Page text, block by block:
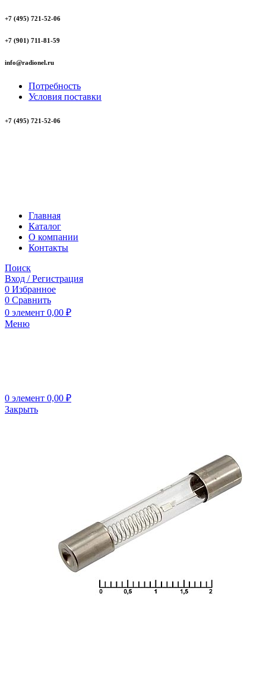
+7 (495) 721-52-06
+7 (901) 711-81-59
info@radionel.ru
Потребность
Условия поставки
+7 (495) 721-52-06
Главная
Каталог
О компании
Контакты
Поиск
Вход / Регистрация
0 Избранное
0 Сравнить
0 элемент 0,00 ₽
Меню
0 элемент 0,00 ₽
Закрыть